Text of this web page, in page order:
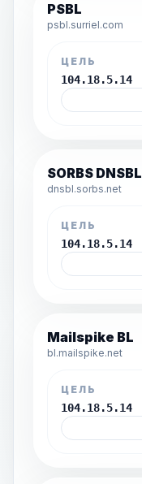
PSBL
psbl.surriel.com
ЦЕЛЬ
104.18.5.14
SORBS DNSBL
dnsbl.sorbs.net
ЦЕЛЬ
104.18.5.14
Mailspike BL
bl.mailspike.net
ЦЕЛЬ
104.18.5.14